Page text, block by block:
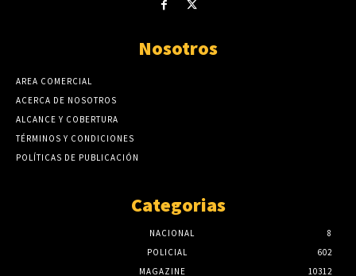
Nosotros
AREA COMERCIAL
ACERCA DE NOSOTROS
ALCANCE Y COBERTURA
TÉRMINOS Y CONDICIONES
POLÍTICAS DE PUBLICACIÓN
Categorias
NACIONAL
8
POLICIAL
602
MAGAZINE
10312